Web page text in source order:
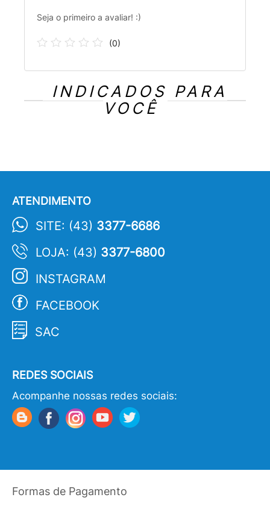
Seja o primeiro a avaliar! :)
(0)
INDICADOS PARA
VOCÊ
ATENDIMENTO
SITE: (43) 3377-6686
LOJA: (43) 3377-6800
INSTAGRAM
FACEBOOK
SAC
REDES SOCIAIS
Acompanhe nossas redes sociais:
Formas de Pagamento